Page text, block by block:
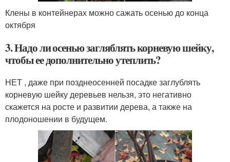
Клены в контейнерах можно сажать осенью до конца
октября
3. Надо ли осенью загляблять корневую шейку,
чтобы ее дополнительно утеплить?
НЕТ , даже при позднеосенней посадке заглублять
корневую шейку деревьев нельзя, это негативно
скажется на росте и развитии дерева, а также на
плодоношении в будущем.